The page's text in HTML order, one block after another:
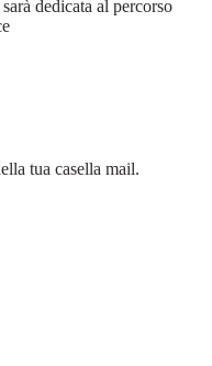
dedicata al percorso
tua casella mail.